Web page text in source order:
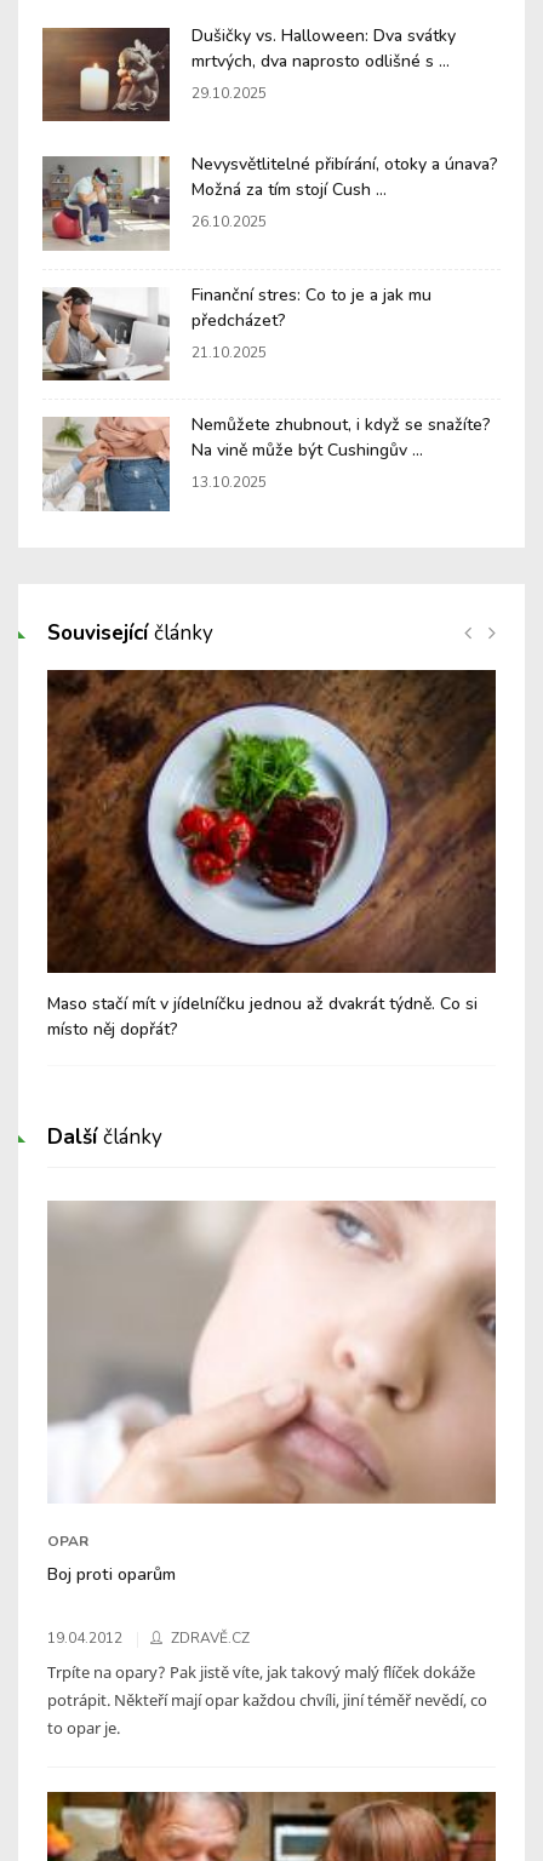
Dušičky vs. Halloween: Dva svátky
mrtvých, dva naprosto odlišné s ...
29.10.2025
Nevysvětlitelné přibírání, otoky a únava?
Možná za tím stojí Cush ...
26.10.2025
Finanční stres: Co to je a jak mu
předcházet?
21.10.2025
Nemůžete zhubnout, i když se snažíte?
Na vině může být Cushingův ...
13.10.2025
Souvisejícíčlánky
Maso stačí mít v jídelníčku jednou až dvakrát týdně. Co si
místo něj dopřát?
Dalšíčlánky
OPAR
Boj proti oparům
19.04.2012 ZDRAVĚ.CZ
Trpíte na opary? Pak jistě víte, jak takový malý flíček dokáže
potrápit. Někteří mají opar každou chvíli, jiní téměř nevědí, co
to opar je.